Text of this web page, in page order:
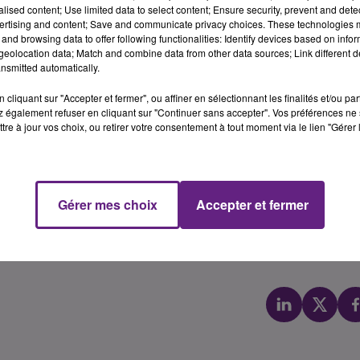
de l’association « Les 150 » de la Convention Citoyenne
des débats à l’Assemblée nationale sur le projet de
de la Convention Citoyenne, ce projet de loi tourne
il ne permet pas de lutter contre le changement climatique,
de toutes et tous par les économies d’énergie, l’accès aux
à une alimentation saine produite localement, la lutte contre
santé environnementale.
de l’urgence écologique à se mobiliser pour une vraie loi
content; Use limited data to select content; Ensure security, prevent and
and content; Save and communicate privacy choices. These technologies
browsing data to offer following functionalities: Identify devices based on
data; Match and combine data from other data sources; Link different
automatically.
cliquant sur "Accepter et fermer", ou affiner en sélectionnant les finalités et/ou
également refuser en cliquant sur "Continuer sans accepter". Vos préférences
à jour vos choix, ou retirer votre consentement à tout moment via le lien
Gérer mes choix Accepter et fermer